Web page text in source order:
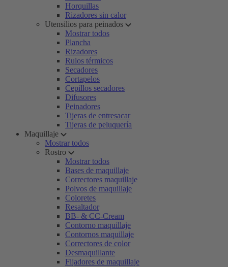
Horquillas
Rizadores sin calor
Utensilios para peinados
Mostrar todos
Plancha
Rizadores
Rulos térmicos
Secadores
Cortapelos
Cepillos secadores
Difusores
Peinadores
Tijeras de entresacar
Tijeras de peluquería
Maquillaje
Mostrar todos
Rostro
Mostrar todos
Bases de maquillaje
Correctores maquillaje
Polvos de maquillaje
Coloretes
Resaltador
BB- & CC-Cream
Contorno maquillaje
Contornos maquillaje
Correctores de color
Desmaquillante
Fijadores de maquillaje